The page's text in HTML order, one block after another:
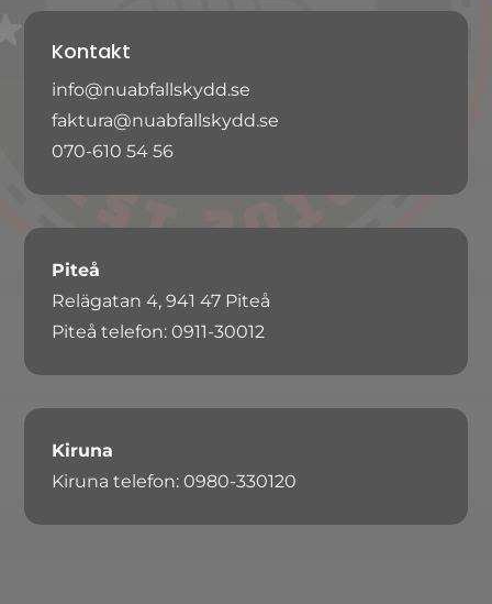
Kontakt
info@nuabfallskydd.se
faktura@nuabfallskydd.se
070-610 54 56
Piteå
Relägatan 4, 941 47 Piteå
Piteå telefon: 0911-30012
Kiruna
Kiruna telefon: 0980-330120